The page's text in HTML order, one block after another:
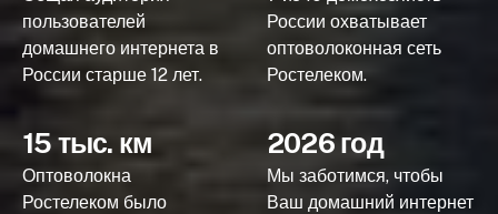
пользователей
домашнего интернета в
России старше 12 лет.
России охватывает
оптоволоконная сеть
Ростелеком.
15 тыс. км
Оптоволокна
Ростелеком было
2026 год
Мы заботимся, чтобы
Ваш домашний интернет